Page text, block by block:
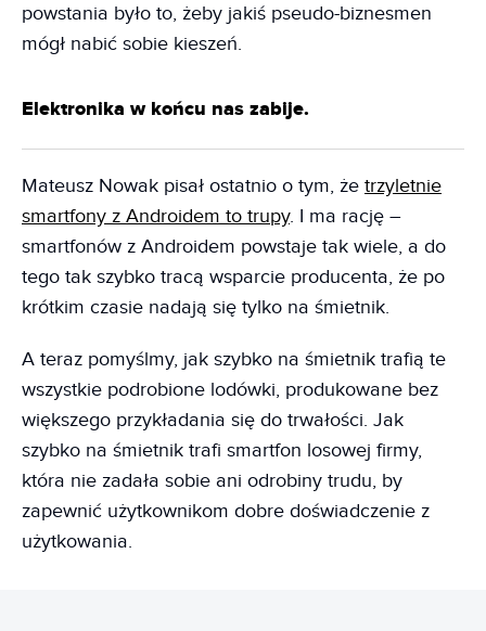
powstania było to, żeby jakiś pseudo-biznesmen
mógł nabić sobie kieszeń.
Elektronika w końcu nas zabije.
Mateusz Nowak pisał ostatnio o tym, że trzyletnie
smartfony z Androidem to trupy. I ma rację –
smartfonów z Androidem powstaje tak wiele, a do
tego tak szybko tracą wsparcie producenta, że po
krótkim czasie nadają się tylko na śmietnik.
A teraz pomyślmy, jak szybko na śmietnik trafią te
wszystkie podrobione lodówki, produkowane bez
większego przykładania się do trwałości. Jak
szybko na śmietnik trafi smartfon losowej firmy,
która nie zadała sobie ani odrobiny trudu, by
zapewnić użytkownikom dobre doświadczenie z
użytkowania.